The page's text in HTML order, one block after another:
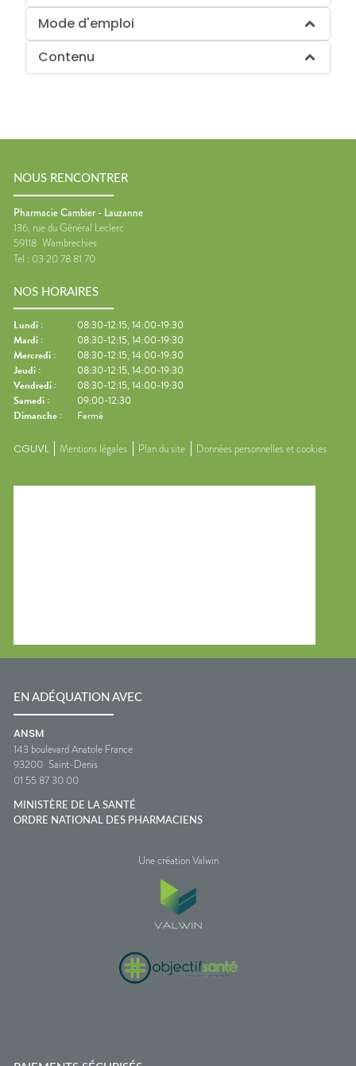
Mode d'emploi
Contenu
NOUS RENCONTRER
Pharmacie Cambier - Lauzanne
136, rue du Général Leclerc
59118 Wambrechies
Tel : 03 20 78 81 70
NOS HORAIRES
Lundi :
08:30-12:15, 14:00-19:30
Mardi :
08:30-12:15, 14:00-19:30
Mercredi :
08:30-12:15, 14:00-19:30
Jeudi :
08:30-12:15, 14:00-19:30
Vendredi :
08:30-12:15, 14:00-19:30
Samedi :
09:00-12:30
Dimanche : Fermé
CGUVL Mentions légales Plan du site Données personnelles et cookies
EN ADÉQUATION AVEC
ANSM
143 boulevard Anatole France
93200 Saint-Denis
01 55 87 30 00
MINISTÈRE DE LA SANTÉ
ORDRE NATIONAL DES PHARMACIENS
Une création Valwin